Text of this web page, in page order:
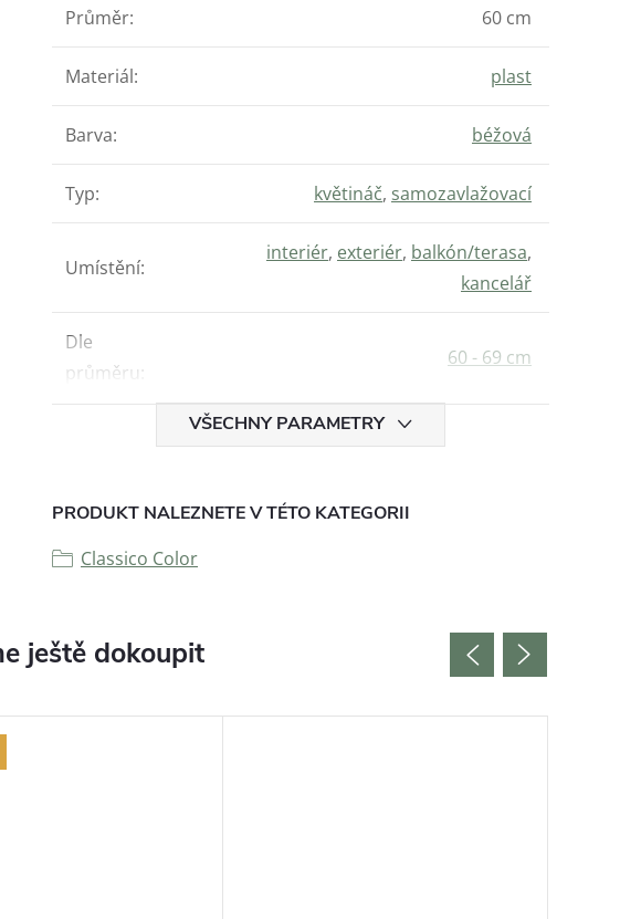
Průměr: 60 cm
Materiál: plast
Barva: béžová
Typ: květináč, samozavlažovací
Umístění:
interiér, exteriér, balkón/terasa,
kancelář
Dle
průměru:
60 - 69 cm
VŠECHNY PARAMETRY
PRODUKT NALEZNETE V TÉTO KATEGORII
Classico Color
ještě dokoupit